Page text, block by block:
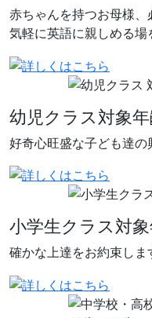
赤ちゃんを持つお母様、
気軽に英語に親しめる場
幼児クラス対象
好奇心旺盛な子ども達の
小学生クラス対
確かな上達をお約束しま